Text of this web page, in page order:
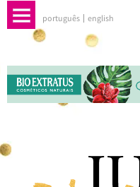
português english